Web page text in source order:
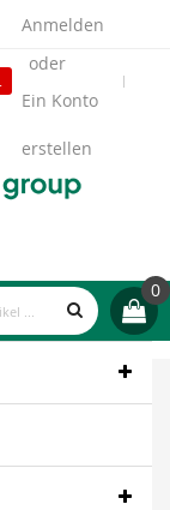
Anmelden
Ein Konto
erstellen
0